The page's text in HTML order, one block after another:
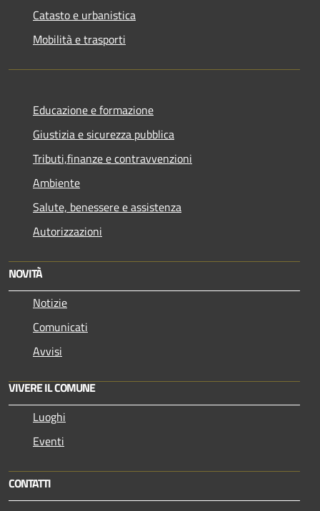
Catasto e urbanistica
Mobilità e trasporti
Educazione e formazione
Giustizia e sicurezza pubblica
Tributi,finanze e contravvenzioni
Ambiente
Salute, benessere e assistenza
Autorizzazioni
NOVITÀ
Notizie
Comunicati
Avvisi
VIVERE IL COMUNE
Luoghi
Eventi
CONTATTI